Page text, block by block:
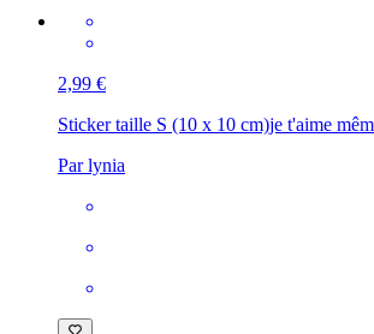
2,99 €
Sticker taille S (10 x 10 cm)je t'aime
Par lynia